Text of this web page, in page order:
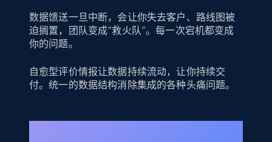
数据馈送一旦中断，会让你失去客户、路线图被
迫搁置，团队变成“救火队”。每一次宕机都变成
你的问题。
自愈型评价情报让数据持续流动，让你持续交
付。统一的数据结构消除集成的各种头痛问题。